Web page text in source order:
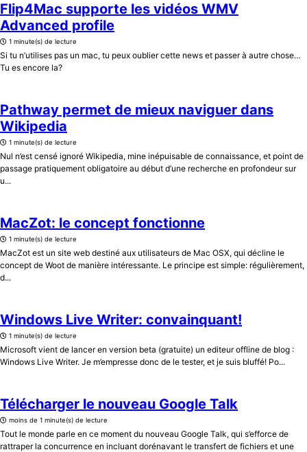
Flip4Mac supporte les vidéos WMV
Advanced profile
1 minute(s) de lecture
Si tu n’utilises pas un mac, tu peux oublier cette news et passer à autre chose…
Tu es encore la?
Pathway permet de mieux naviguer dans
Wikipedia
1 minute(s) de lecture
Nul n’est censé ignoré Wikipedia, mine inépuisable de connaissance, et point de
passage pratiquement obligatoire au début d’une recherche en profondeur sur
u...
MacZot: le concept fonctionne
1 minute(s) de lecture
MacZot est un site web destiné aux utilisateurs de Mac OSX, qui décline le
concept de Woot de manière intéressante. Le principe est simple: régulièrement,
d...
Windows Live Writer: convainquant!
1 minute(s) de lecture
Microsoft vient de lancer en version beta (gratuite) un editeur offline de blog :
Windows Live Writer. Je m’empresse donc de le tester, et je suis bluffé! Po...
Télécharger le nouveau Google Talk
moins de 1 minute(s) de lecture
Tout le monde parle en ce moment du nouveau Google Talk, qui s’efforce de
rattraper la concurrence en incluant dorénavant le transfert de fichiers et une